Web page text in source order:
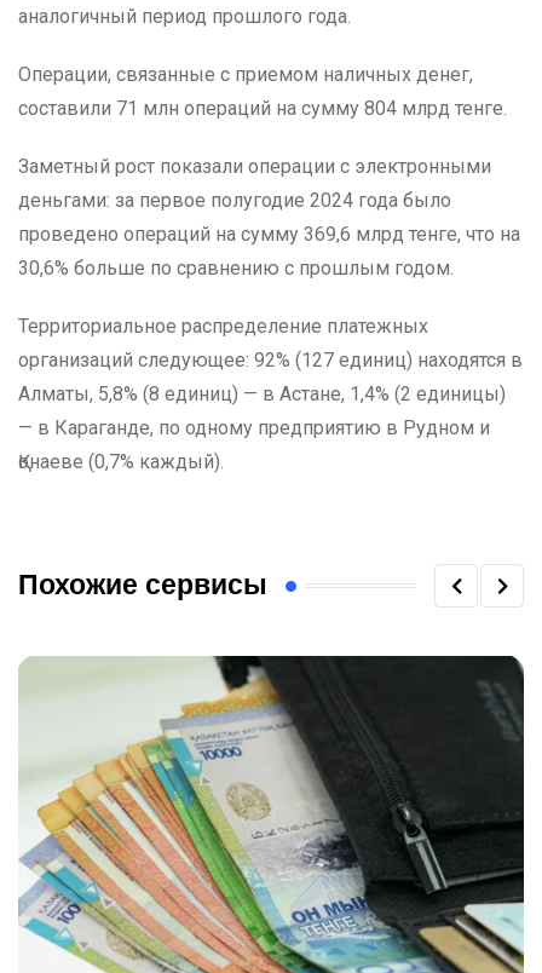
аналогичный период прошлого года.
Операции, связанные с приемом наличных денег,
составили 71 млн операций на сумму 804 млрд тенге.
Заметный рост показали операции с электронными
деньгами: за первое полугодие 2024 года было
проведено операций на сумму 369,6 млрд тенге, что на
30,6% больше по сравнению с прошлым годом.
Территориальное распределение платежных
организаций следующее: 92% (127 единиц) находятся в
Алматы, 5,8% (8 единиц) — в Астане, 1,4% (2 единицы)
— в Караганде, по одному предприятию в Рудном и
Қонаеве (0,7% каждый).
Похожие сервисы